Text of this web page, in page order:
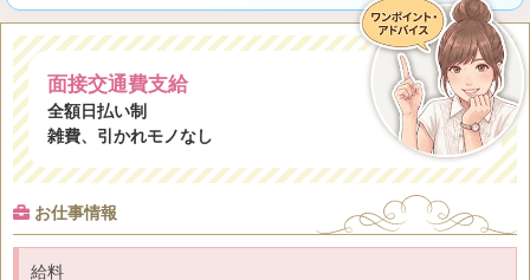
面接交通費支給
全額日払い制
雑費、引かれモノなし
お仕事情報
給料